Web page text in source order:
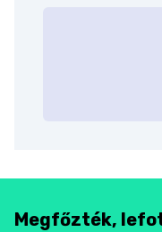
Megfőzték,